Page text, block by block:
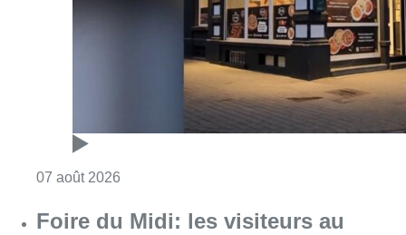
07 août 2026
Foire du Midi: les visiteurs au